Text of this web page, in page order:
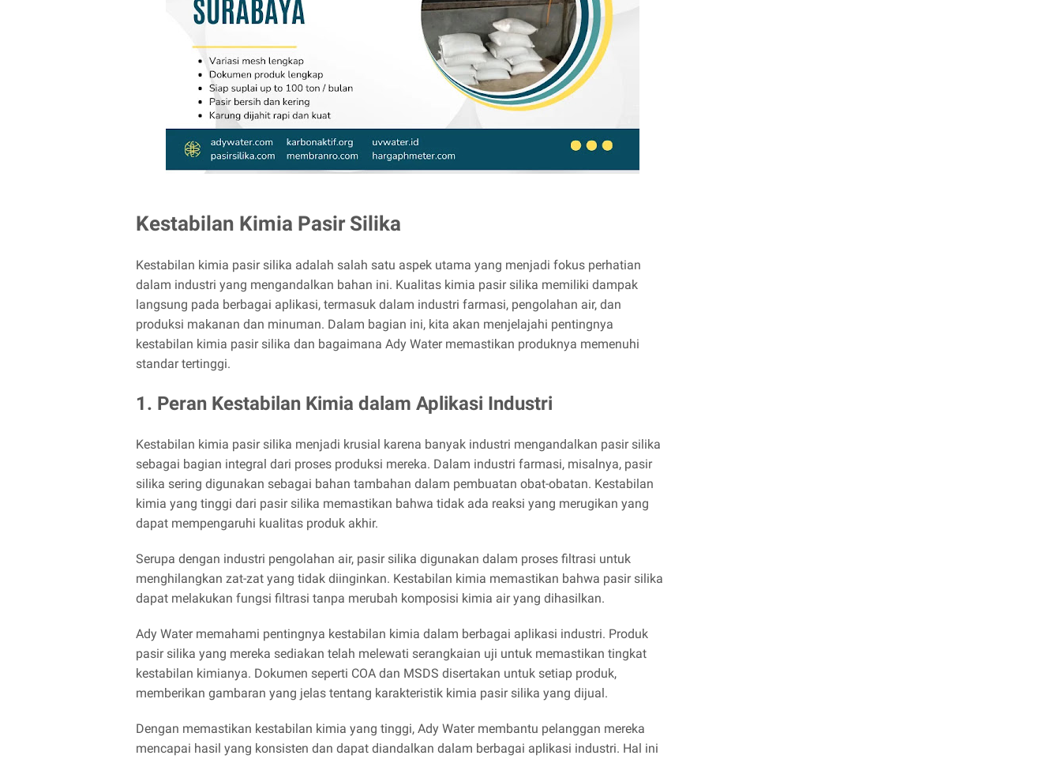
Kestabilan Kimia Pasir Silika
Kestabilan kimia pasir silika adalah salah satu aspek utama yang menjadi fokus perhatian
dalam industri yang mengandalkan bahan ini. Kualitas kimia pasir silika memiliki dampak
langsung pada berbagai aplikasi, termasuk dalam industri farmasi, pengolahan air, dan
produksi makanan dan minuman. Dalam bagian ini, kita akan menjelajahi pentingnya
kestabilan kimia pasir silika dan bagaimana Ady Water memastikan produknya memenuhi
standar tertinggi.
1. Peran Kestabilan Kimia dalam Aplikasi Industri
Kestabilan kimia pasir silika menjadi krusial karena banyak industri mengandalkan pasir silika
sebagai bagian integral dari proses produksi mereka. Dalam industri farmasi, misalnya, pasir
silika sering digunakan sebagai bahan tambahan dalam pembuatan obat-obatan. Kestabilan
kimia yang tinggi dari pasir silika memastikan bahwa tidak ada reaksi yang merugikan yang
dapat mempengaruhi kualitas produk akhir.
Serupa dengan industri pengolahan air, pasir silika digunakan dalam proses filtrasi untuk
menghilangkan zat-zat yang tidak diinginkan. Kestabilan kimia memastikan bahwa pasir silika
dapat melakukan fungsi filtrasi tanpa merubah komposisi kimia air yang dihasilkan.
Ady Water memahami pentingnya kestabilan kimia dalam berbagai aplikasi industri. Produk
pasir silika yang mereka sediakan telah melewati serangkaian uji untuk memastikan tingkat
kestabilan kimianya. Dokumen seperti COA dan MSDS disertakan untuk setiap produk,
memberikan gambaran yang jelas tentang karakteristik kimia pasir silika yang dijual.
Dengan memastikan kestabilan kimia yang tinggi, Ady Water membantu pelanggan mereka
mencapai hasil yang konsisten dan dapat diandalkan dalam berbagai aplikasi industri. Hal ini